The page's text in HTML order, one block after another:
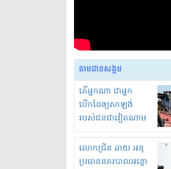
តាមដានសង្គម
តើអ្នកណា ជាអ្នក
បើកដៃឲ្យសាឡង់
របស់ជនជាវៀតណាម
ចូល មកខុស
ច្បាប់លួចបូមខ្សាច់នៅ
ក្នុងប្រទេសកម្ពុជា
លោកជ្រិន ឆាយ អនុ
ប្រធាននគរបាលអន្តោ